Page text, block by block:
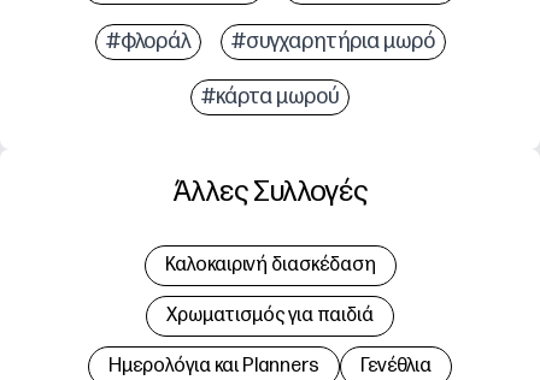
#φλοράλ #συγχαρητήρια μωρό
#κάρτα μωρού
Άλλες Συλλογές
Καλοκαιρινή διασκέδαση
Χρωματισμός για παιδιά
Hμερολόγια και Planners Γενέθλια